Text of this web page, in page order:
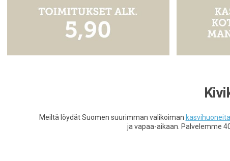
Meiltä löydät Suomen suurimman valikoiman kasvihuoneita
ja vapaa-aikaan. Palvelemme